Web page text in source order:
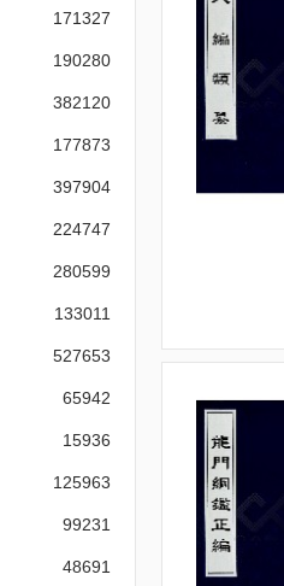
171327
190280
382120
177873
397904
224747
280599
133011
527653
65942
15936
125963
99231
48691